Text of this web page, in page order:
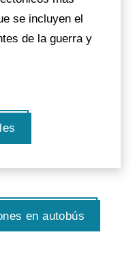
se incluyen el
de la guerra y
en autobús